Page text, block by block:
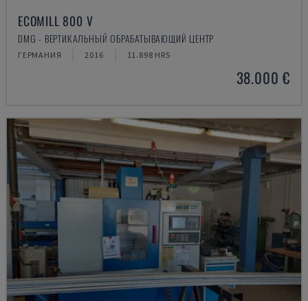
ECOMILL 800 V
DMG - ВЕРТИКАЛЬНЫЙ ОБРАБАТЫВАЮЩИЙ ЦЕНТР
ГЕРМАНИЯ 2016 11.898 HRS
38.000 €